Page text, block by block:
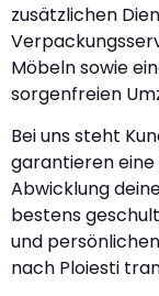
zusätzlichen
Möbeln sowie
sorgenfreien
Bei uns steht
garantieren
Abwicklung
bestens
und
nach Ploiesti